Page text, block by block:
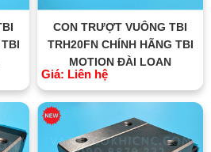
CON TRƯỢT VUÔNG TBI
TRH20FN CHÍNH HÃNG TBI
MOTION ĐÀI LOAN
Giá: Liên hệ